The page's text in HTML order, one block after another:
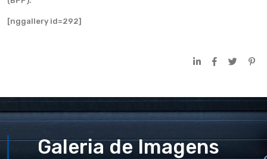
[nggallery id=292]
Galeria de Imagens